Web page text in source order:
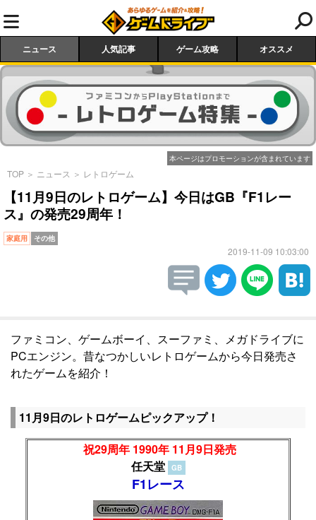
ニュース 人気記事 ゲーム攻略 オススメ
本ページはプロモーションが含まれています
TOP ＞ ニュース ＞ レトロゲーム
【11月9日のレトロゲーム】今日はGB『F1レー
ス』の発売29周年！
家庭用 その他
2019-11-09 10:03:00
ファミコン、ゲームボーイ、スーファミ、メガドライブに
PCエンジン。昔なつかしいレトロゲームから今日発売さ
れたゲームを紹介！
11月9日のレトロゲームピックアップ！
祝29周年 1990年 11月9日発売
任天堂
GB
F1レース